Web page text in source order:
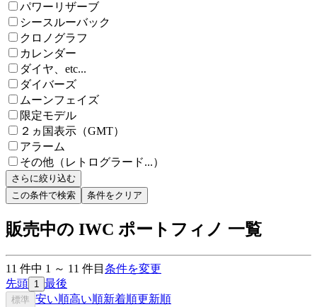
パワーリザーブ
シースルーバック
クロノグラフ
カレンダー
ダイヤ、etc...
ダイバーズ
ムーンフェイズ
限定モデル
２ヵ国表示（GMT）
アラーム
その他（レトログラード...）
さらに絞り込む
この条件で検索
条件をクリア
販売中の IWC ポートフィノ 一覧
11 件中 1 ～ 11 件目 条件を変更
先頭 1 最後
標準 安い順高い順新着順更新順